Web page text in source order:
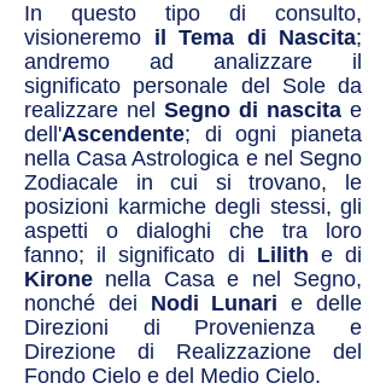
In questo tipo di consulto,
visioneremo il Tema di Nascita;
andremo ad analizzare il
significato personale del Sole da
realizzare nel Segno di nascita e
dell'Ascendente; di ogni pianeta
nella Casa Astrologica e nel Segno
Zodiacale in cui si trovano, le
posizioni karmiche degli stessi, gli
aspetti o dialoghi che tra loro
fanno; il significato di Lilith e di
Kirone nella Casa e nel Segno,
nonché dei Nodi Lunarie delle
Direzioni di Provenienza e
Direzione di Realizzazione del
Fondo Cielo e del Medio Cielo.